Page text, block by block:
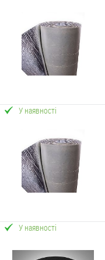
У наявності
У наявності